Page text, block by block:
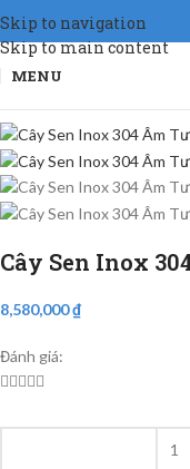
Skip to navigation
Skip to main content
MENU
Cây Sen Inox
8,580,000₫
Đánh giá:
